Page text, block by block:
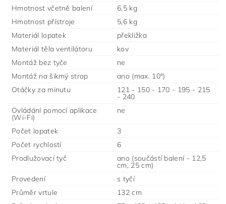
Hmotnost včetně balení
6,5 kg
Hmotnost přístroje
5,6 kg
Materiál lopatek
překližka
Materiál těla ventilátoru
kov
Montáž bez tyče
ne
Montáž na šikmý strop
ano (max. 10°)
Otáčky za minutu
121 - 150 - 170 - 195 - 215
- 240
Ovládání pomocí aplikace
(Wi-Fi)
ne
Počet lopatek
3
Počet rychlostí
6
Prodlužovací tyč
ano (součástí balení - 12,5
cm, 25 cm)
Provedení
s tyčí
Průměr vrtule
132 cm